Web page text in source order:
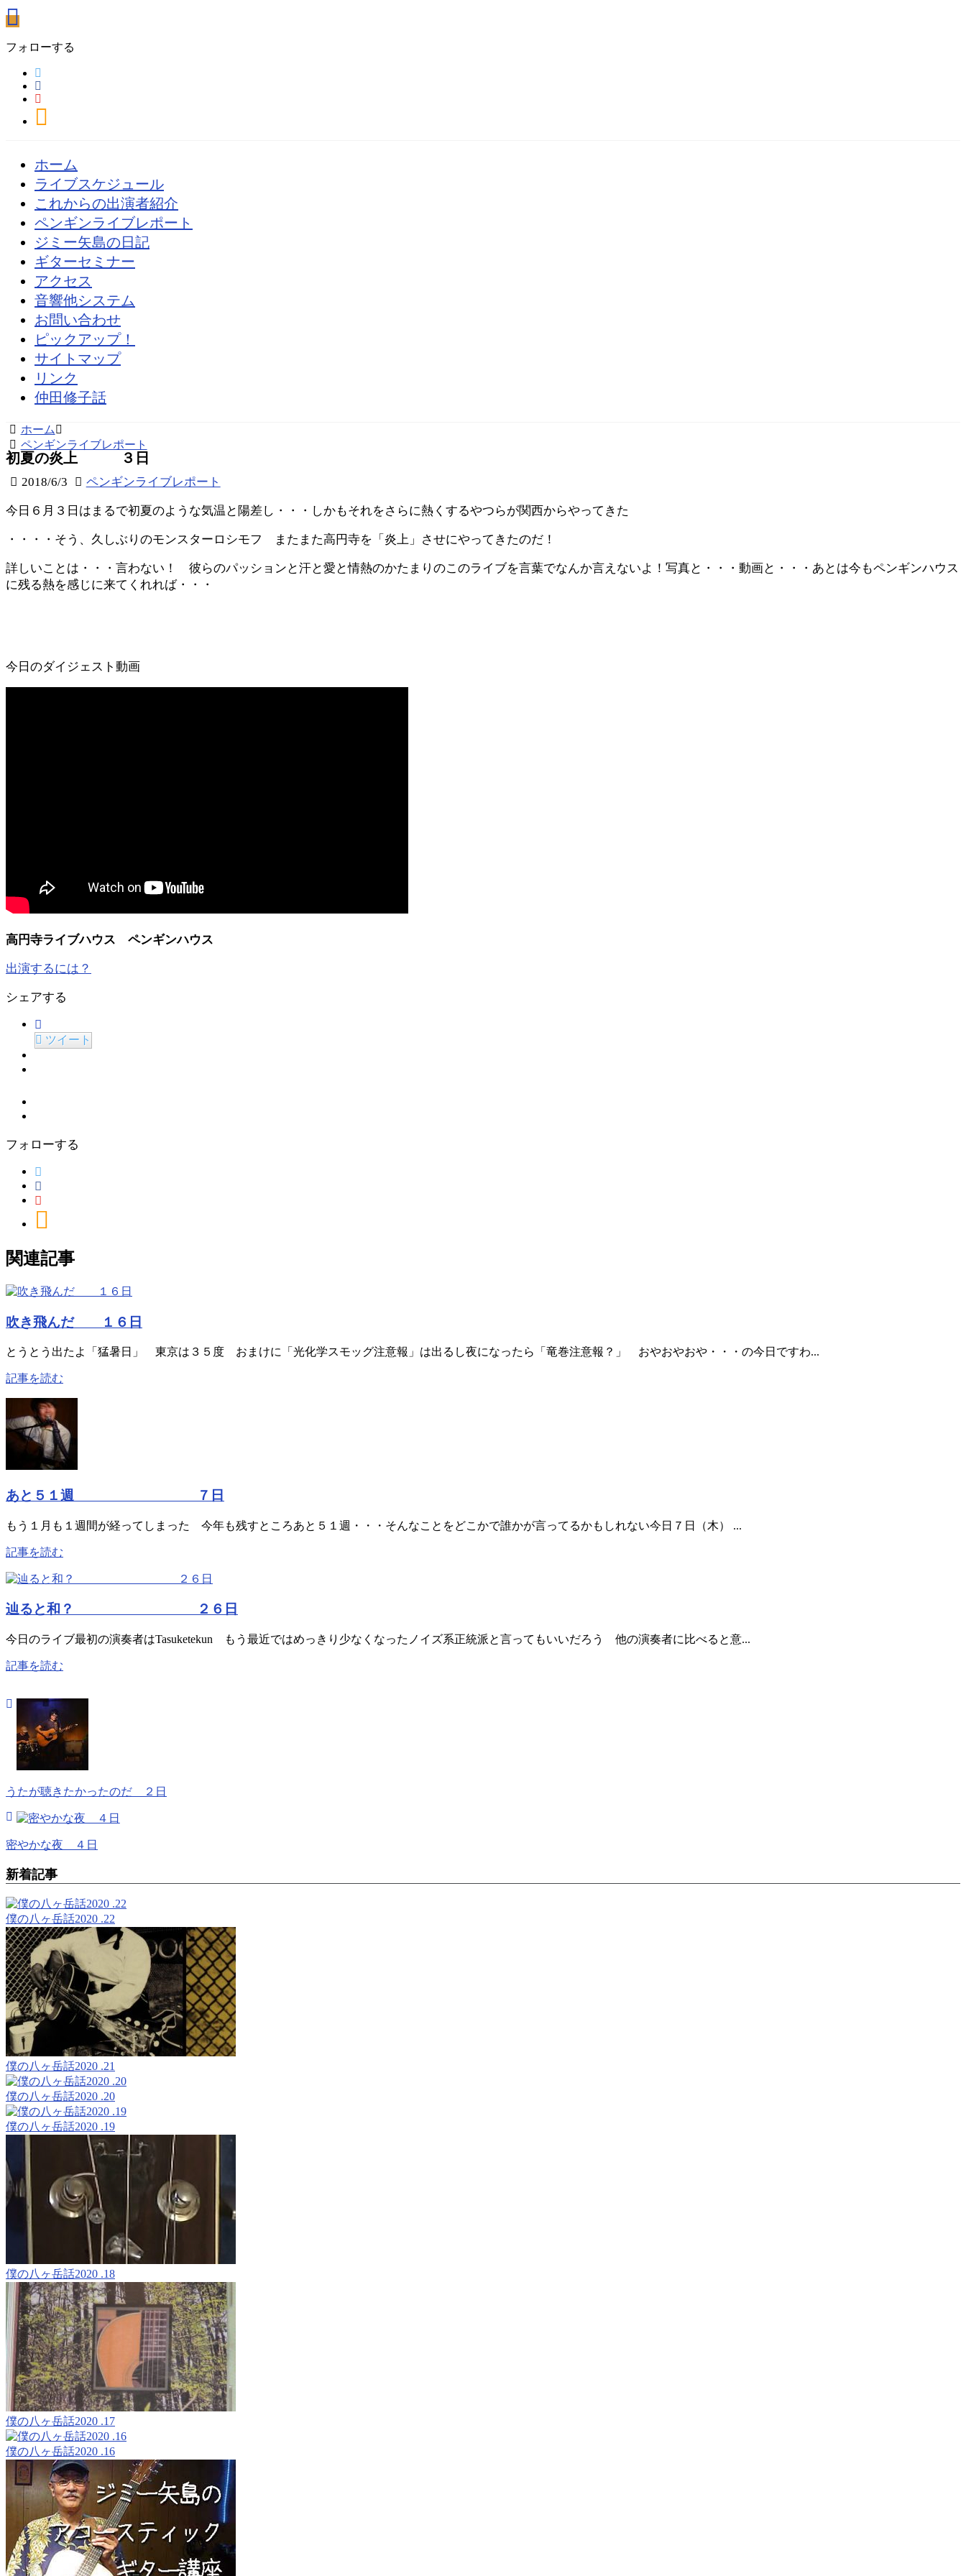
フォローする
ホーム
ライブスケジュール
これからの出演者紹介
ペンギンライブレポート
ジミー矢島の日記
ギターセミナー
アクセス
音響他システム
お問い合わせ
ピックアップ！
サイトマップ
リンク
仲田修子話
ホーム
ペンギンライブレポート
初夏の炎上 ３日
2018/6/3 ペンギンライブレポート
今日６月３日はまるで初夏のような気温と陽差し・・・しかもそれをさらに熱くするやつらが関西からやってきた
・・・・そう、久しぶりのモンスターロシモフ またまた高円寺を「炎上」させにやってきたのだ！
詳しいことは・・・言わない！ 彼らのパッションと汗と愛と情熱のかたまりのこのライブを言葉でなんか言えないよ！写真と・・・動画と・・・あとは今もペンギンハウス
に残る熱を感じに来てくれれば・・・
今日のダイジェスト動画
高円寺ライブハウス ペンギンハウス
出演するには？
シェアする
ツイート
フォローする
関連記事
吹き飛んだ １６日
とうとう出たよ「猛暑日」 東京は３５度 おまけに「光化学スモッグ注意報」は出るし夜になったら「竜巻注意報？」 おやおやおや・・・の今日ですわ...
記事を読む
あと５１週 ７日
もう１月も１週間が経ってしまった 今年も残すところあと５１週・・・そんなことをどこかで誰かが言ってるかもしれない今日７日（木） ...
記事を読む
辿ると和？ ２６日
今日のライブ最初の演奏者はTasuketekun もう最近ではめっきり少なくなったノイズ系正統派と言ってもいいだろう 他の演奏者に比べると意...
記事を読む
うたが聴きたかったのだ ２日
密やかな夜 ４日
新着記事
僕の八ヶ岳話2020 .22
僕の八ヶ岳話2020 .21
僕の八ヶ岳話2020 .20
僕の八ヶ岳話2020 .19
僕の八ヶ岳話2020 .18
僕の八ヶ岳話2020 .17
僕の八ヶ岳話2020 .16